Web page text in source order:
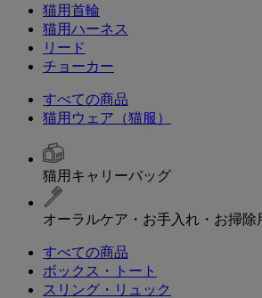
猫用首輪
猫用ハーネス
リード
チョーカー
すべての商品
猫用ウェア（猫服）
猫用キャリーバッグ
オーラルケア・お手入れ・お掃除
すべての商品
ボックス・トート
スリング・リュック